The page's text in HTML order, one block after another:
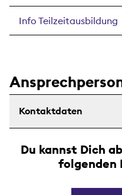
Info Teilzeitausbildung
Kontaktdaten
Du kannst Dich
folgenden